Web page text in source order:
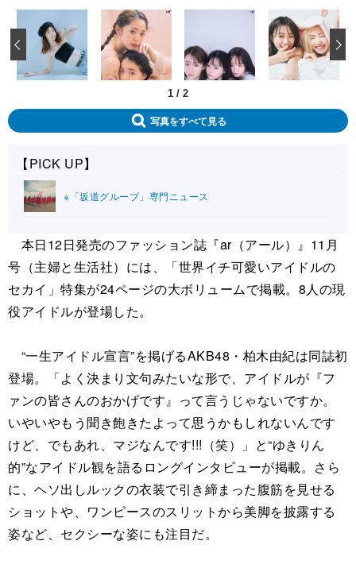
1 / 2
‹
写真をすべて見る
【PICK UP】
※「坂道グループ」専門ニュース
本日12日発売のファッション誌『ar（アール）』11月
号（主婦と生活社）には、「世界イチ可愛いアイドルの
セカイ」特集が24ページの大ボリュームで掲載。8人の現
役アイドルが登場した。
“一生アイドル宣言”を掲げるAKB48・柏木由紀は同誌初
登場。「よく決まり文句みたいな形で、アイドルが『フ
ァンの皆さんのおかげです』って言うじゃないですか。
いやいやもう聞き飽きたよって思うかもしれないんです
けど、でもあれ、マジなんです!!!（笑）」と“ゆきりん
的”なアイドル観を語るロングインタビューが掲載。さら
に、ヘソ出しルックの衣装で引き締まった腹筋を見せる
ショットや、ワンピースのスリットから美脚を披露する
姿など、セクシーな姿にも注目だ。